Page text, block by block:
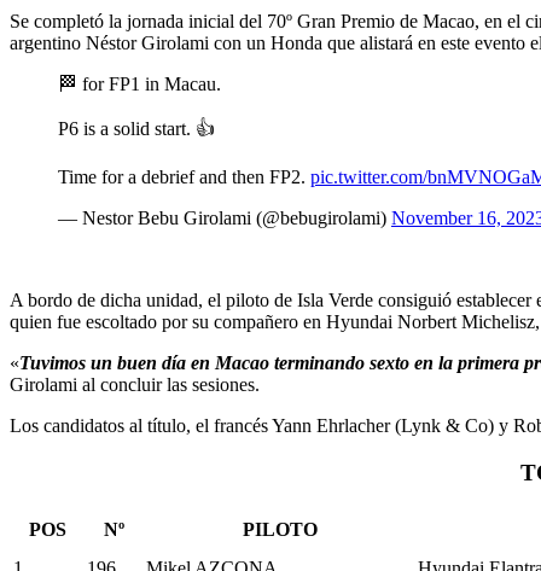
Se completó la jornada inicial del 70º Gran Premio de Macao, en el
argentino Néstor Girolami con un Honda que alistará en este evento
🏁 for FP1 in Macau.
P6 is a solid start. 👍
Time for a debrief and then FP2. pic.twitter.com/
— Nestor Bebu Girolami (@bebugirolami) November 16,
A bordo de dicha unidad, el piloto de Isla Verde consiguió
quien fue escoltado por su compañero en Hyundai Norbert
«Tuvimos un buen día en Macao terminando sexto en la primera
Girolami al concluir las sesiones.
Los candidatos al título, el francés Yann Ehrlacher (Lynk & Co) y
POS Nº PILOTO